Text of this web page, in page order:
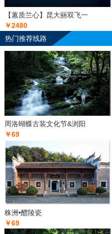
【蕙质兰心】昆大丽双飞一
￥2480
热门推荐线路
周洛蝴蝶古装文化节&浏阳
￥69
株洲•醴陵瓷
￥69